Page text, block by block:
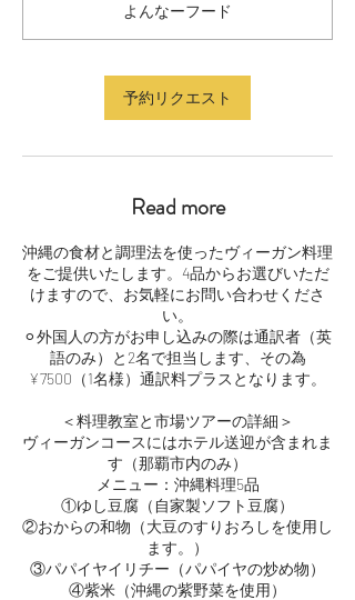
よんなーフード
予約リクエスト
Read more
沖縄の食材と調理法を使ったヴィーガン料理
をご提供いたします。4品からお選びいただ
けますので、お気軽にお問い合わせくださ
い。
⚪︎外国人の方がお申し込みの際は通訳者（英
語のみ）と2名で担当します、その為
¥7500（1名様）通訳料プラスとなります。
＜料理教室と市場ツアーの詳細＞
ヴィーガンコースにはホテル送迎が含まれま
す（那覇市内のみ）
メニュー：沖縄料理5品
①ゆし豆腐（自家製ソフト豆腐）
②おからの和物（大豆のすりおろしを使用し
ます。）
③パパイヤイリチー（パパイヤの炒め物）
④紫米（沖縄の紫野菜を使用）